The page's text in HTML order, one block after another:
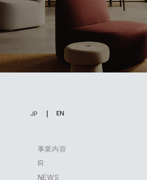
EN
JP
事業内容
IR
NEWS